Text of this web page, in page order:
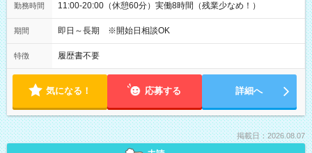
勤務時間 11:00-20:00（休憩60分）実働8時間（残業少なめ！）
期間 即日～長期 ※開始日相談OK
特徴 履歴書不要
気になる！ 応募する 詳細へ
掲載日：2026.08.07